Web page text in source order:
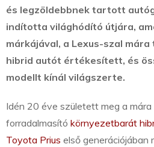
és legzöldebbnek tartott
indította világhódító útjára,
márkájával, a Lexus-szal mára
hibrid autót értékesített, és
modellt kínál világszerte.
Idén 20 éve született meg a
forradalmasító környezetbarát
Toyota Prius első generációjában